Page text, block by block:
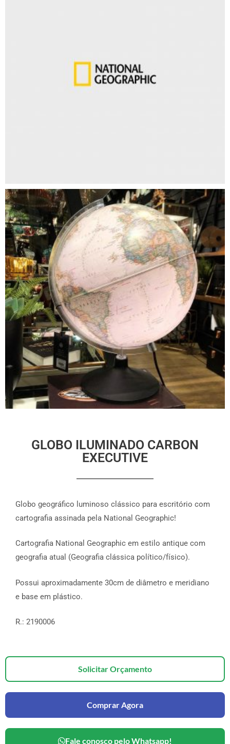
GLOBO ILUMINADO CARBON
EXECUTIVE
Globo geográfico luminoso clássico para escritório com
cartografia assinada pela National Geographic!
Cartografia National Geographic em estilo antique com
geografia atual (Geografia clássica político/físico).
Possui aproximadamente 30cm de diâmetro e meridiano
e base em plástico.
R.: 2190006
Solicitar Orçamento
Comprar Agora
Fale conosco pelo Whatsapp!